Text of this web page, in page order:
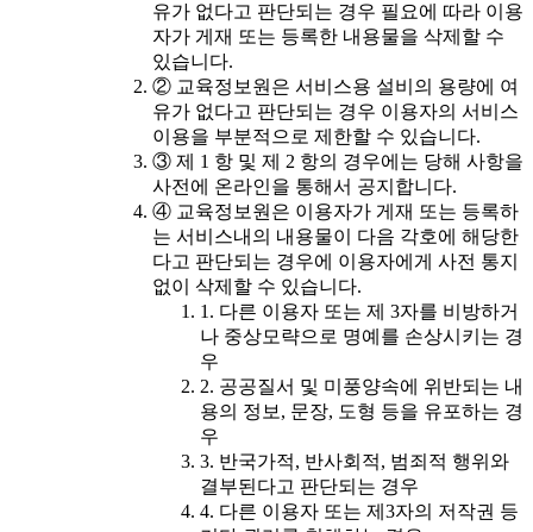
유가 없다고 판단되는 경우 필요에 따라 이용
자가 게재 또는 등록한 내용물을 삭제할 수
있습니다.
② 교육정보원은 서비스용 설비의 용량에 여
유가 없다고 판단되는 경우 이용자의 서비스
이용을 부분적으로 제한할 수 있습니다.
③ 제 1 항 및 제 2 항의 경우에는 당해 사항을
사전에 온라인을 통해서 공지합니다.
④ 교육정보원은 이용자가 게재 또는 등록하
는 서비스내의 내용물이 다음 각호에 해당한
다고 판단되는 경우에 이용자에게 사전 통지
없이 삭제할 수 있습니다.
1. 다른 이용자 또는 제 3자를 비방하거
나 중상모략으로 명예를 손상시키는 경
우
2. 공공질서 및 미풍양속에 위반되는 내
용의 정보, 문장, 도형 등을 유포하는 경
우
3. 반국가적, 반사회적, 범죄적 행위와
결부된다고 판단되는 경우
4. 다른 이용자 또는 제3자의 저작권 등